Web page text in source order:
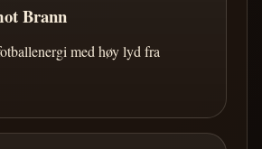
Brann
med høy lyd fra